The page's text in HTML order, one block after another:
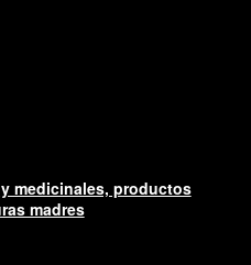
medicinales, productos
madres